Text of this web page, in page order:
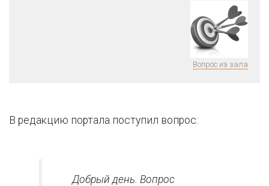
Вопрос из зала
В редакцию портала поступил вопрос:
Добрый день. Вопрос